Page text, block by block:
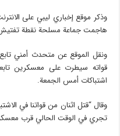
وذكر موقع إخباري ليبي على
هاجمت جماعة مسلحة نقطة تفتيش
ونقل الموقع عن متحدث أمني
قواته سيطرت على معسكرين
اشتباكات أمس الجمعة.
وقال “قتل اثنان من قواتنا في
تجري في الوقت الحالي قرب